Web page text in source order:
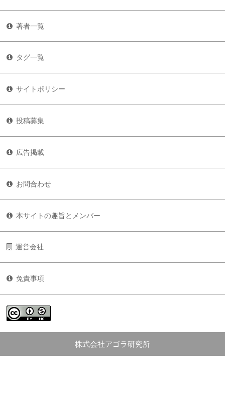
著者一覧
タグ一覧
サイトポリシー
投稿募集
広告掲載
お問合わせ
本サイトの趣旨とメンバー
運営会社
免責事項
株式会社アゴラ研究所